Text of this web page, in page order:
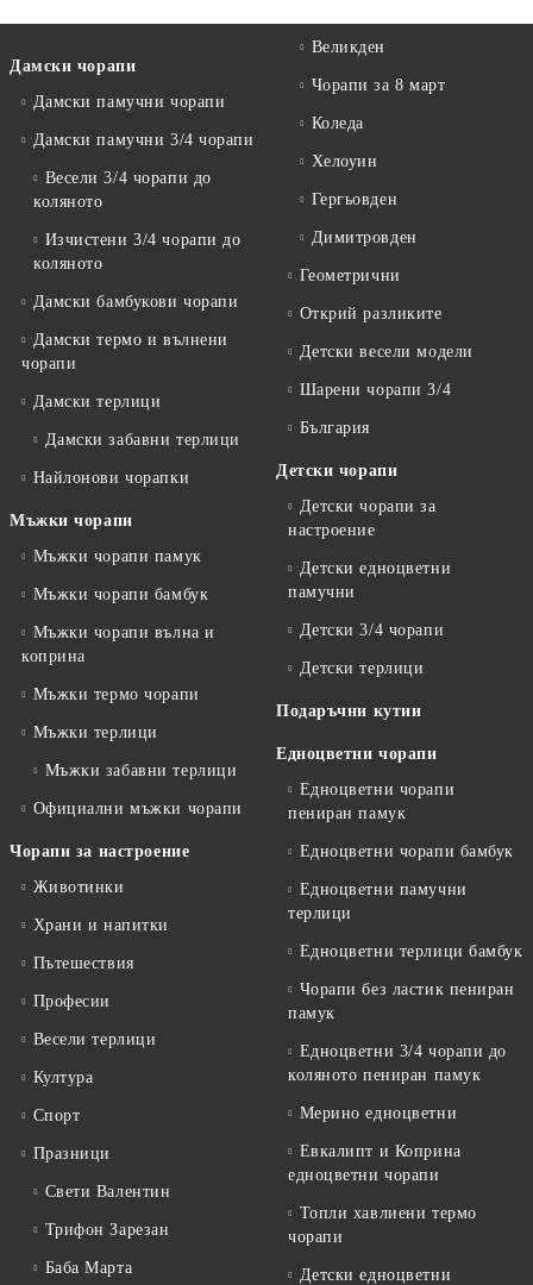
Дамски чорапи
Дамски памучни чорапи
Дамски памучни 3/4 чорапи
Весели 3/4 чорапи до
коляното
Изчистени 3/4 чорапи до
коляното
Дамски бамбукови чорапи
Дамски термо и вълнени
чорапи
Дамски терлици
Дамски забавни терлици
Найлонови чорапки
Мъжки чорапи
Мъжки чорапи памук
Мъжки чорапи бамбук
Мъжки чорапи вълна и
коприна
Мъжки термо чорапи
Мъжки терлици
Мъжки забавни терлици
Официални мъжки чорапи
Чорапи за настроение
Животинки
Храни и напитки
Пътешествия
Професии
Весели терлици
Култура
Спорт
Празници
Свети Валентин
Трифон Зарезан
Баба Марта
Великден
Чорапи за 8 март
Коледа
Хелоуин
Гергьовден
Димитровден
Геометрични
Открий разликите
Детски весели модели
Шарени чорапи 3/4
България
Детски чорапи
Детски чорапи за
настроение
Детски едноцветни
памучни
Детски 3/4 чорапи
Детски терлици
Подаръчни кутии
Едноцветни чорапи
Едноцветни чорапи
пениран памук
Едноцветни чорапи бамбук
Едноцветни памучни
терлици
Едноцветни терлици бамбук
Чорапи без ластик пениран
памук
Едноцветни 3/4 чорапи до
коляното пениран памук
Мерино едноцветни
Евкалипт и Коприна
едноцветни чорапи
Топли хавлиени термо
чорапи
Детски едноцветни